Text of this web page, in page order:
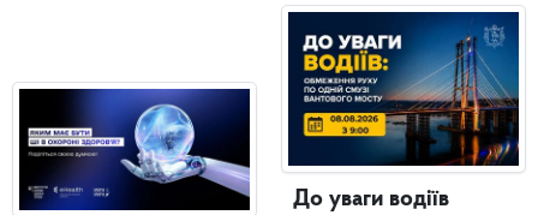
До уваги водіїв